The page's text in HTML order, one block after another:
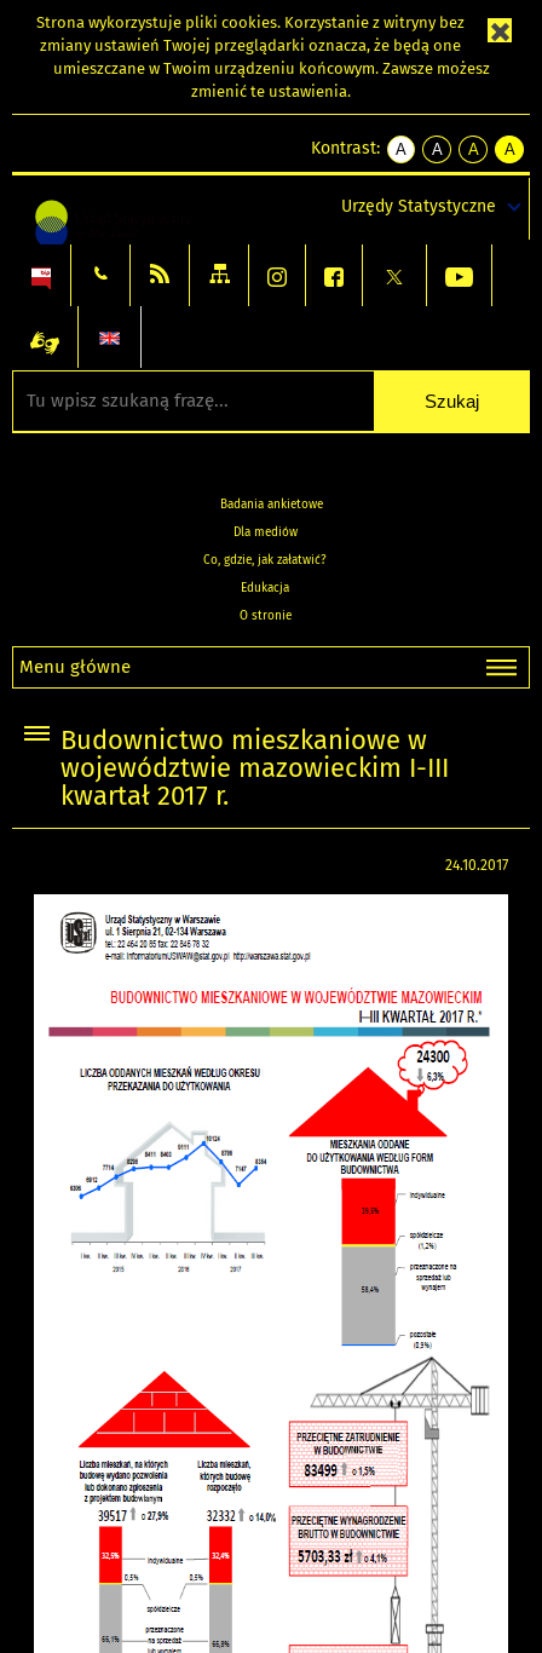
Strona wykorzystuje pliki cookies. Korzystanie z witryny bez
zmiany ustawień Twojej przeglądarki oznacza, że będą one
umieszczane w Twoim urządzeniu końcowym. Zawsze możesz
zmienić te ustawienia.
Kontrast:
A
kontrast
A
kontrast
tekst
czarnym
A
kontrast
tekst
czarnym
A
tekst
żółtym
Urzędy Statystyczne
Badania ankietowe
Dla mediów
Co, gdzie, jak załatwić?
Edukacja
O stronie
Menu główne
Budownictwo mieszkaniowe w
województwie mazowieckim I-III
kwartał 2017 r.
24.10.2017